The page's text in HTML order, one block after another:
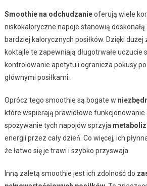
Smoothie na odchudzanieoferują wiele
niskokaloryczne napoje stanowią
bardziej kalorycznych posiłków. Dzięki dużej
koktajle te zapewniają długotrwałe uczucie
kontrolowanie apetytu i ogranicza pokusy
głównymi posiłkami.
Oprócz tego smoothie są bogate w
które wspierają prawidłowe
spożywanie tych napojów sprzyja
energii przez cały dzień. Co więcej, ich
że łatwo się je trawi i szybko przyswaja.
Inną zaletą smoothie jest ich zdolność do